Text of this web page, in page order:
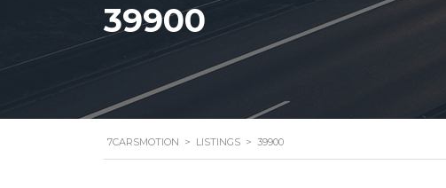
39900
7CARSMOTION > LISTINGS > 39900